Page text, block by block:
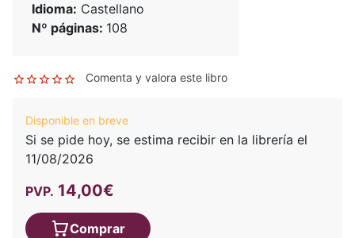
Idioma: Castellano
Nº páginas: 108
Comenta y valora este libro
Disponible en breve
Si se pide hoy, se estima recibir en la librería el
11/08/2026
PVP. 14,00€
Comprar